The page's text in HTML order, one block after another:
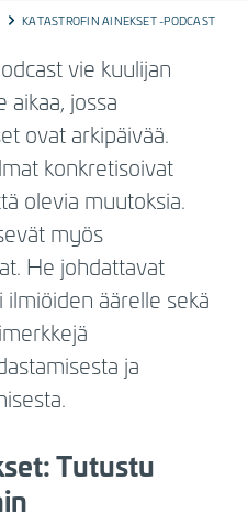
KATASTROFIN AINEKSET -PODCAST
vie kuulijan
aikaa, jossa
ovat arkipäivää.
konkretisoivat
olevia muutoksia.
myös
He johdattavat
äärelle sekä
ja
Tutustu